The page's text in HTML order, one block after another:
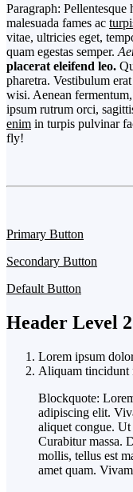
Paragraph: Pellentesque
malesuada fames ac
vitae, ultricies eget,
quam egestas semper.
placerat eleifend leo.
pharetra. Vestibulum
wisi. Aenean
ipsum rutrum orci,
enim in turpis pulvinar
fly!
Primary Button
Secondary Button
Default Button
Header Level 2
Lorem ipsum
Aliquam tincidunt
Blockquote:
adipiscing elit.
aliquet congue. Ut
Curabitur massa.
mollis, tellus est
amet quam.